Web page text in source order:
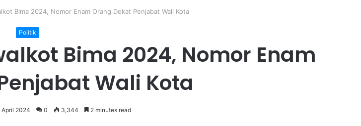
Bima 2024, Nomor Enam Orang Dekat Penjabat Wali Kota
Politik
Bima 2024, Nomor Enam
Wali Kota
April 2024 0 3,344 2 minutes read